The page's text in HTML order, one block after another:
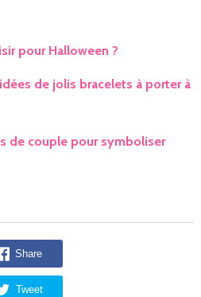
pour Halloween ?
de jolis bracelets à porter à
de couple pour symboliser
Share
Tweet